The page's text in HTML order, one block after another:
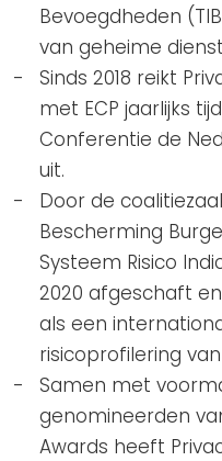
Bevoegdheden
van geheime
Sinds 2018 reikt
met ECP jaarlijks
Conferentie de
uit.
Door de
Bescherming
Systeem Risico
2020 afgeschaft
als een
risicoprofilering
Samen met
genomineerden
Awards heeft